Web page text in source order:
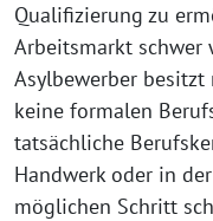
Qualifizierung zu
Arbeitsmarkt schwer
Asylbewerber besitzt
keine formalen
tatsächliche
Handwerk oder in
möglichen Schritt